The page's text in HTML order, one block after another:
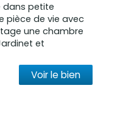
dans petite
pièce de vie avec
une chambre
et
Voir le bien